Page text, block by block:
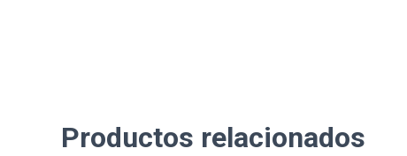
Productos relacionados